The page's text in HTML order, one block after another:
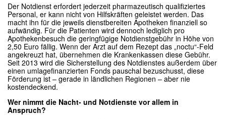
Der Notdienst erfordert jederzeit pharmazeutisch qualifiziertes
Personal, er kann nicht von Hilfskräften geleistet werden. Das
macht ihn für die jeweils dienstbereiten Apotheken finanziell so
aufwändig. Für die Patienten wird dennoch lediglich pro
Apothekenbesuch die geringfügige Notdienstgebühr in Höhe von
2,50 Euro fällig. Wenn der Arzt auf dem Rezept das „noctu“-Feld
angekreuzt hat, übernehmen die Krankenkassen diese Gebühr.
Seit 2013 wird die Sicherstellung des Notdienstes außerdem über
einen umlagefinanzierten Fonds pauschal bezuschusst, diese
Förderung ist – gerade in ländlichen Regionen – aber nie
kostendeckend.
Wer nimmt die Nacht- und Notdienste vor allem in
Anspruch?